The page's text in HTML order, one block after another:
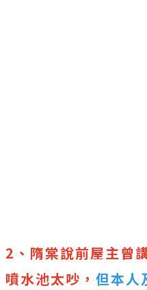
2、隋棠說前屋主曾
噴水池太吵， 但本人